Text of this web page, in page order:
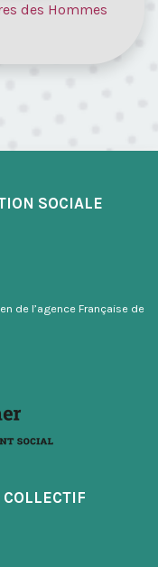
des Hommes
SOCIALE
de l’agence Française de